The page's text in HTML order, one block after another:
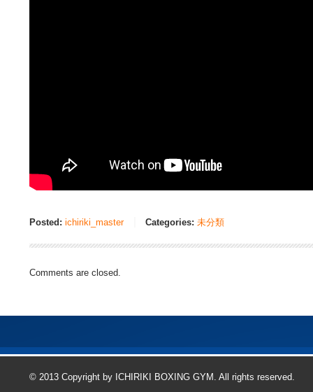
Posted: ichiriki_master Categories: 未分類
Comments are closed.
© 2013 Copyright by ICHIRIKI BOXING GYM. All rights reserved.